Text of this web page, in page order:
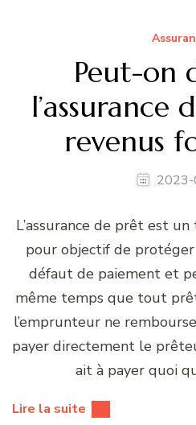
Peut-on
l’assurance
revenus
L’assurance de prêt est un
pour objectif de
défaut de paiement et
même temps que tout
l’emprunteur ne
payer directement le
ait à payer quoi
Lire la suite